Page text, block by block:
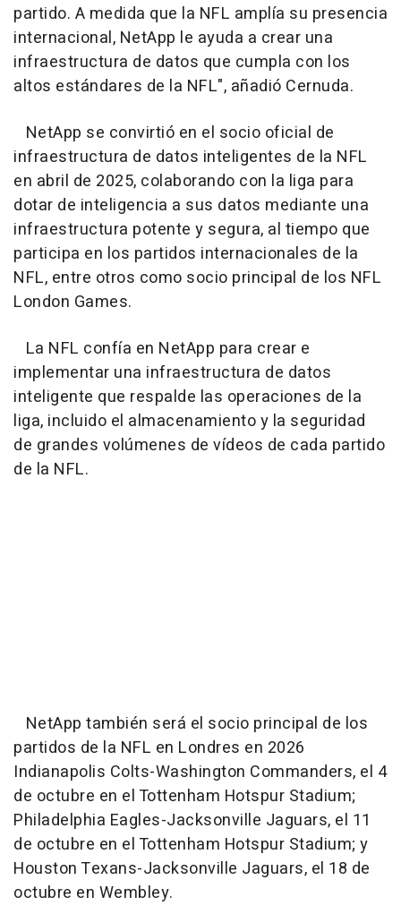
partido. A medida que la NFL amplía su presencia
internacional, NetApp le ayuda a crear una
infraestructura de datos que cumpla con los
altos estándares de la NFL", añadió Cernuda.
NetApp se convirtió en el socio oficial de
infraestructura de datos inteligentes de la NFL
en abril de 2025, colaborando con la liga para
dotar de inteligencia a sus datos mediante una
infraestructura potente y segura, al tiempo que
participa en los partidos internacionales de la
NFL, entre otros como socio principal de los NFL
London Games.
La NFL confía en NetApp para crear e
implementar una infraestructura de datos
inteligente que respalde las operaciones de la
liga, incluido el almacenamiento y la seguridad
de grandes volúmenes de vídeos de cada partido
de la NFL.
NetApp también será el socio principal de los
partidos de la NFL en Londres en 2026
Indianapolis Colts-Washington Commanders, el 4
de octubre en el Tottenham Hotspur Stadium;
Philadelphia Eagles-Jacksonville Jaguars, el 11
de octubre en el Tottenham Hotspur Stadium; y
Houston Texans-Jacksonville Jaguars, el 18 de
octubre en Wembley.